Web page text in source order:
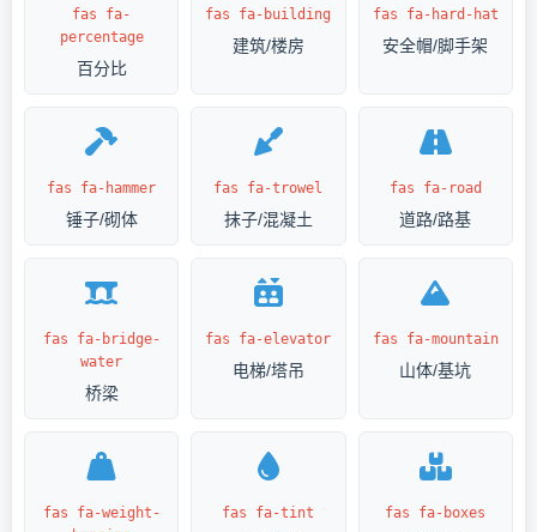
fas fa-
percentage
百分比
fas fa-building
建筑/楼房
fas fa-hard-hat
安全帽/脚手架
fas fa-hammer
锤子/砌体
fas fa-trowel
抹子/混凝土
fas fa-road
道路/路基
fas fa-bridge-
water
桥梁
fas fa-elevator
电梯/塔吊
fas fa-mountain
山体/基坑
fas fa-weight-
fas fa-tint fas fa-boxes